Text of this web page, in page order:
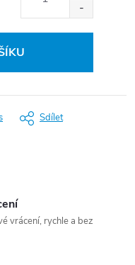
Sdílet
vrácení, rychle a bez